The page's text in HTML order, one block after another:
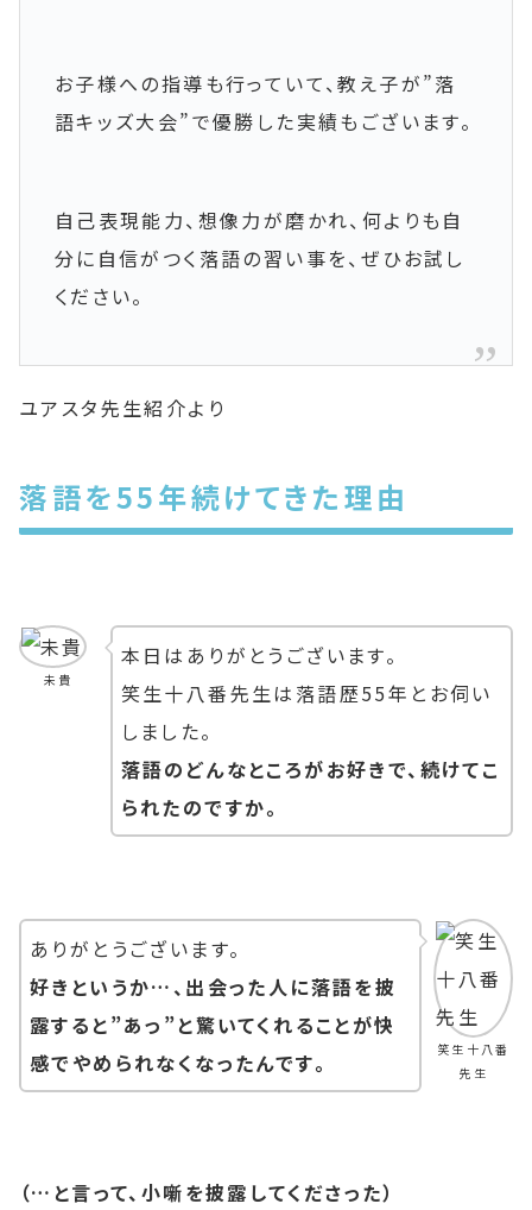
お子様への指導も行っていて、教え子が”落
語キッズ大会”で優勝した実績もございます。
自己表現能力、想像力が磨かれ、何よりも自
分に自信がつく落語の習い事を、ぜひお試し
ください。
ユアスタ先生紹介より
落語を55年続けてきた理由
未貴
本日はありがとうございます。
笑生十八番先生は落語歴55年とお伺い
しました。
落語のどんなところがお好きで、続けてこ
られたのですか。
笑生十八番
先生
ありがとうございます。
好きというか…、出会った人に落語を披
露すると”あっ”と驚いてくれることが快
感でやめられなくなったんです。
（…と言って、小噺を披露してくださった）